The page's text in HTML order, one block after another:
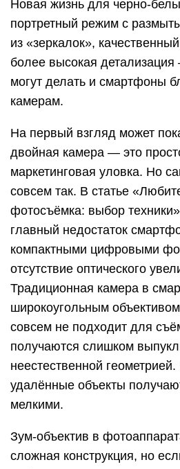
Новая жизнь для черно-
портретный режим с
из «зеркалок»,
более высокая
могут делать и смартфоны
камерам.
На первый взгляд может
двойная камера — это
маркетинговая уловка. Но
совсем так. В статье
фотосъёмка: выбор
главный недостаток
компактными цифровыми
отсутствие оптического
Традиционная камера в
широкоугольным
совсем не подходит для
получаются слишком
неестественной
удалённые объекты
мелкими.
Зум-объектив в
сложная конструкция, но